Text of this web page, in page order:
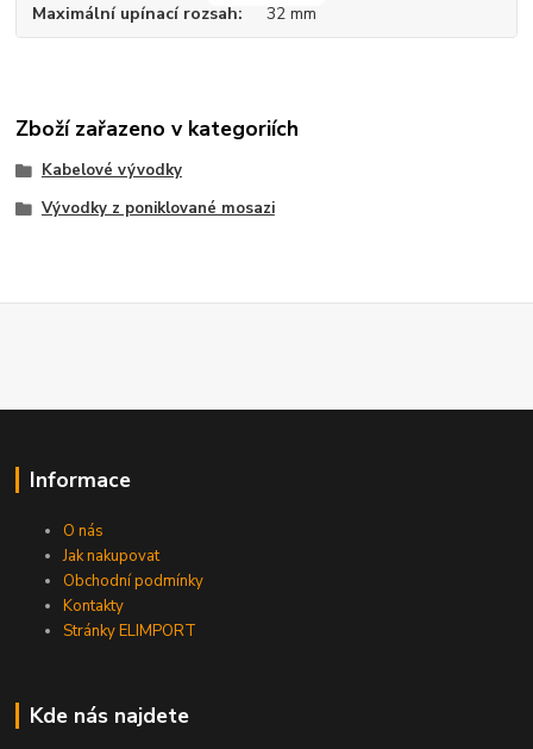
Maximální upínací rozsah 32 mm
Zboží zařazeno v kategoriích
Kabelové vývodky
Vývodky z poniklované mosazi
Informace
O nás
Jak nakupovat
Obchodní podmínky
Kontakty
Stránky ELIMPORT
Kde nás najdete